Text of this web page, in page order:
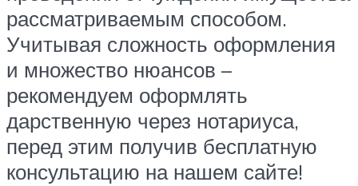
рассматриваемым способом.
Учитывая сложность оформления
и множество нюансов –
рекомендуем оформлять
дарственную через нотариуса,
перед этим получив бесплатную
консультацию на нашем сайте!